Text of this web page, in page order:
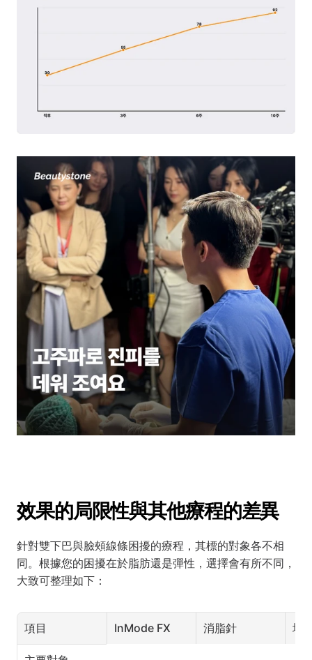
效果的局限性與其他療程的差異
針對雙下巴與臉頰線條困擾的療程，其標的對象各不相
同。根據您的困擾在於脂肪還是彈性，選擇會有所不同，
大致可整理如下：
項目 InMode FX 消脂針 埋